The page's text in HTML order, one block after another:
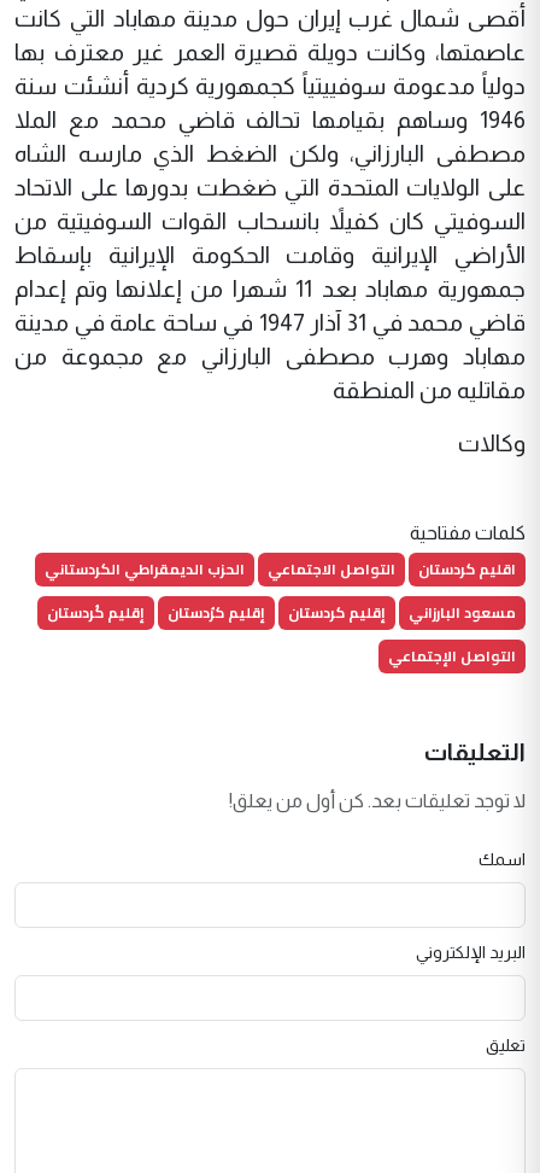
أقصى شمال غرب إيران حول مدينة مهاباد التي كانت
عاصمتها، وكانت دويلة قصيرة العمر غير معترف بها
دولياً مدعومة سوفييتياً كجمهورية كردية أنشئت سنة
1946 وساهم بقيامها تحالف قاضي محمد مع الملا
مصطفى البارزاني، ولكن الضغط الذي مارسه الشاه
على الولايات المتحدة التي ضغطت بدورها على الاتحاد
السوفيتي كان كفيلاً بانسحاب القوات السوفيتية من
الأراضي الإيرانية وقامت الحكومة الإيرانية بإسقاط
جمهورية مهاباد بعد 11 شهرا من إعلانها وتم إعدام
قاضي محمد في 31 آذار 1947 في ساحة عامة في مدينة
مهاباد وهرب مصطفى البارزاني مع مجموعة من
مقاتليه من المنطقة
وكالات
كلمات مفتاحية
اقليم كردستان التواصل الاجتماعي
الحزب الديمقراطي الكردستاني
مسعود البارزاني
إقليم كردستان إقليم كرُدستان
إقليم كُردستان
التواصل الإجتماعي
التعليقات
لا توجد تعليقات بعد. كن أول من يعلق!
اسمك
البريد الإلكتروني
تعليق